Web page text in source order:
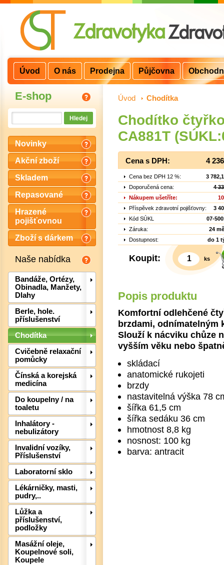
E-shop
Novinky
Akční zboží
Skladem
Repasované
Hrazené
pojišťovnou
Zboží s dárkem
Naše nabídka
Bandáže, Ortézy,
Obinadla, Manžety,
Dlahy
Berle, hole.
příslušenství
Chodítka
Cvičebně relaxační
pomůcky
Čínská a korejská
medicína
Do koupelny / na
toaletu
Inhalátory -
nebulizátory
Invalidní vozíky,
Příslušenství
Laboratorní sklo
Lékárničky, masti,
pudry,..
Lůžka a
příslušenství,
podložky
Masážní oleje,
Koupelnové soli,
Koupele
Úvod > Chodítka
Chodítko
CA881T
Cena s DPH: 4
Cena bez DPH 12 %:
3
Doporučená cena:
4
Nákupem ušetříte:
Příspěvek zdravotní pojišťovny:
3
Kód SÚKL
07-
Záruka:
24
Dostupnost:
do 1
Koupit: ks
Popis produktu
Komfortní odlehčené
brzdami, odnímatelným
Slouží k nácviku chůze
vyšším věku nebo
skládací
anatomické rukojeti
brzdy
nastavitelná výška 78
šířka 61,5 cm
šířka sedáku 36 cm
hmotnost 8,8 kg
nosnost: 100 kg
barva: antracit
Úvod O nás Prodejna Půjčovna